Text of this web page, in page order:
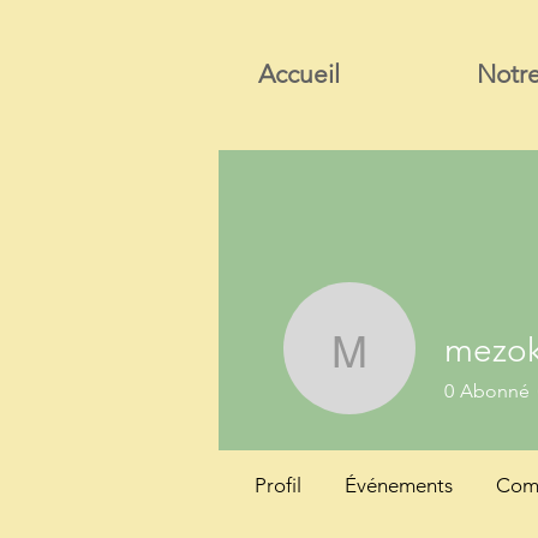
Accueil
0 Abonné
Profil Événements